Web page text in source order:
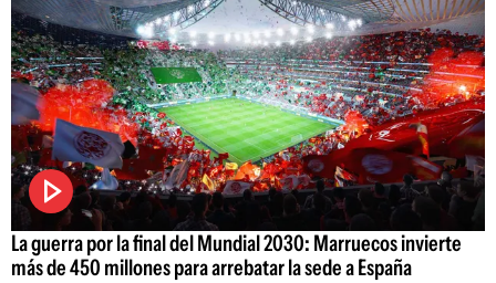
La guerra por la final del Mundial 2030: Marruecos invierte
más de 450 millones para arrebatar la sede a España